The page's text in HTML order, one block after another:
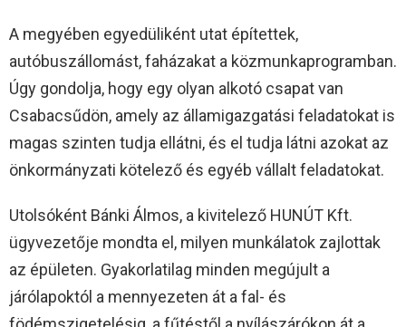
A megyében egyedüliként utat építettek,
autóbuszállomást, faházakat a közmunkaprogramban.
Úgy gondolja, hogy egy olyan alkotó csapat van
Csabacsűdön, amely az államigazgatási feladatokat is
magas szinten tudja ellátni, és el tudja látni azokat az
önkormányzati kötelező és egyéb vállalt feladatokat.
Utolsóként Bánki Álmos, a kivitelező HUNÚT Kft.
ügyvezetője mondta el, milyen munkálatok zajlottak
az épületen. Gyakorlatilag minden megújult a
járólapoktól a mennyezeten át a fal- és